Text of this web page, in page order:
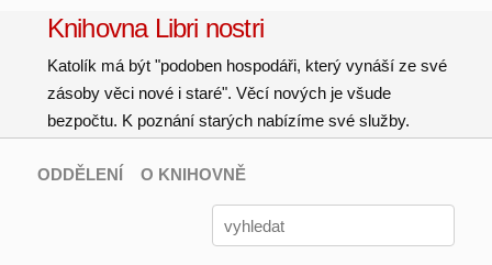
Knihovna Libri nostri
Katolík má být "podoben hospodáři, který vynáší ze své
zásoby věci nové i staré". Věcí nových je všude
bezpočtu. K poznání starých nabízíme své služby.
ODDĚLENÍ O KNIHOVNĚ